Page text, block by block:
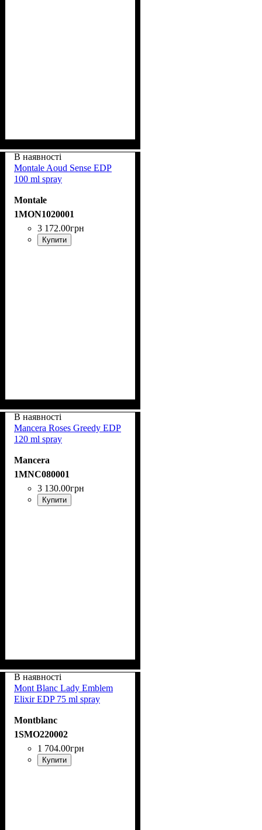
В наявності
Montale Aoud Sense EDP
100 ml spray
Montale
1MON1020001
3 172.00грн
Купити
В наявності
Mancera Roses Greedy EDP
120 ml spray
Mancera
1MNC080001
3 130.00грн
Купити
В наявності
Mont Blanc Lady Emblem
Elixir EDP 75 ml spray
Montblanc
1SMO220002
1 704.00грн
Купити